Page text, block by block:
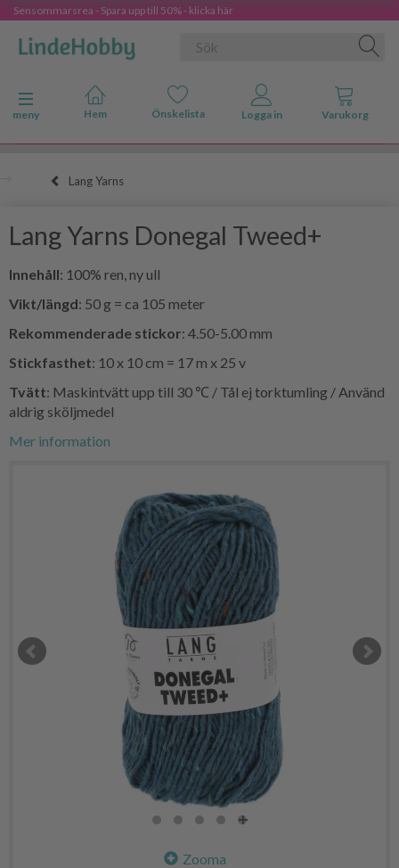
Sensommarsrea - Spara upp till 50% - klicka här
Ändra navigering
meny
Lang Yarns
Lang Yarns Donegal Tweed+
Innehåll: 100% ren, ny ull
Vikt/längd: 50 g = ca 105 meter
Rekommenderade stickor: 4.50-5.00 mm
Stickfasthet: 10 x 10 cm = 17 m x 25 v
Tvätt: Maskintvätt upp till 30 ℃ / Tål ej torktumling / Använd
aldrig sköljmedel
Mer information
Zooma